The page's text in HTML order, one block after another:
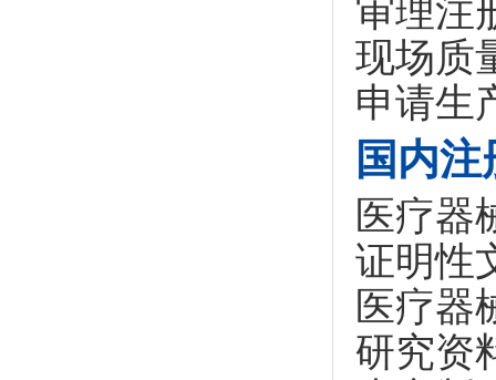
审理注
现场质
申请生
国内
医疗器
证明性
医疗器
研究资